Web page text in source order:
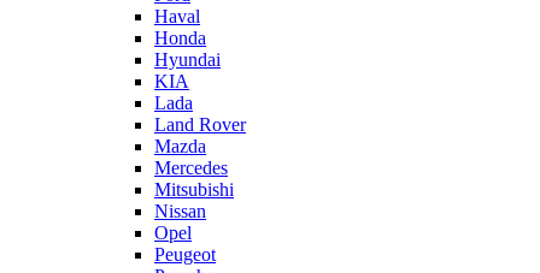
Haval
Honda
Hyundai
KIA
Lada
Land Rover
Mazda
Mercedes
Mitsubishi
Nissan
Opel
Peugeot